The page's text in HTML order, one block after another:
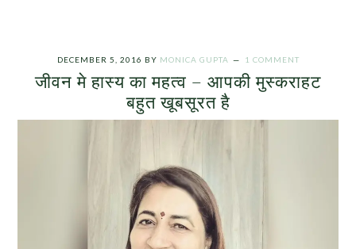
DECEMBER 5, 2016 BY MONICA GUPTA 1 COMMENT
जीवन मे हास्य का महत्व – आपकी मुस्कराहट
बहुत खूबसूरत है